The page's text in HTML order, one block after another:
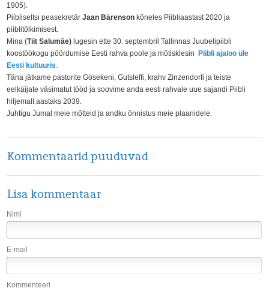
1905).
Piibliseltsi peasekretär Jaan Bärenson kõneles Piibliaastast 2020 ja
piiblitõlkimisest.
Mina (Tiit Salumäe) lugesin ette 30. septembril Tallinnas Juubelipiibli
koostöökogu pöördumise Eesti rahva poole ja mõtisklesin
Piibli ajaloo üle
Eesti kultuuris.
Täna jätkame pastorite Gösekeni, Gutsleffi, krahv Zinzendorfi ja teiste
eelkäijate väsimatut tööd ja soovime anda eesti rahvale uue sajandi Piibli
hiljemalt aastaks 2039.
Juhtigu Jumal meie mõtteid ja andku õnnistus meie plaanidele.
Kommentaarid puuduvad
Lisa kommentaar
Nimi
E-mail
Kommenteeri